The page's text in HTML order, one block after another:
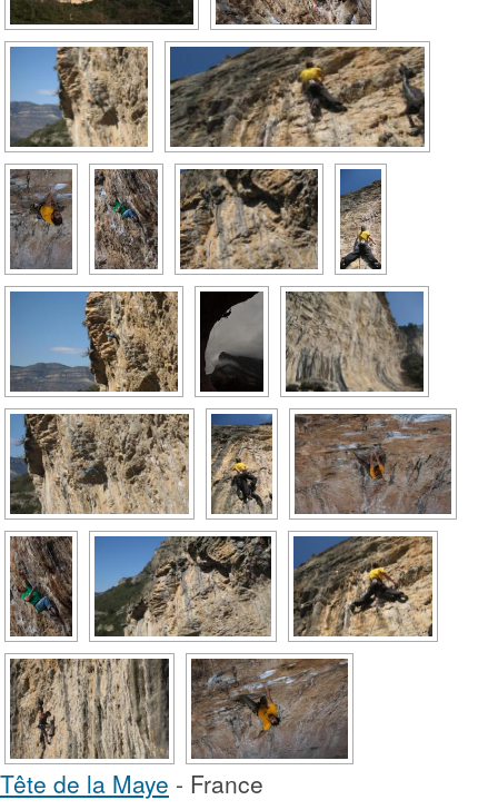
Tête de la Maye - France